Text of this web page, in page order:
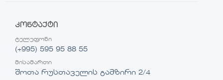
კონტაქტი
ტელეფონი
(+995) 595 95 88 55
მისამართი
შოთა რუსთაველის გამზირი 2/4